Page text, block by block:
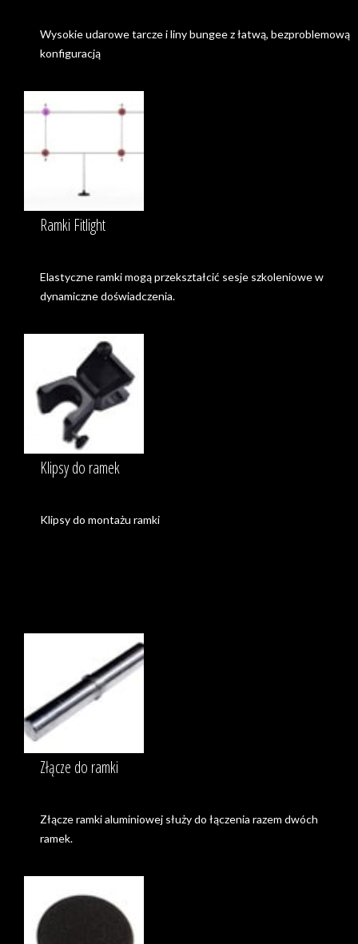
Wysokie udarowe tarcze i liny bungee z łatwą, bezproblemową
konfiguracją
Ramki Fitlight
Elastyczne ramki mogą przekształcić sesje szkoleniowe w
dynamiczne doświadczenia.
Klipsy do ramek
Klipsy do montażu ramki
Złącze do ramki
Złącze ramki aluminiowej służy do łączenia razem dwóch
ramek.